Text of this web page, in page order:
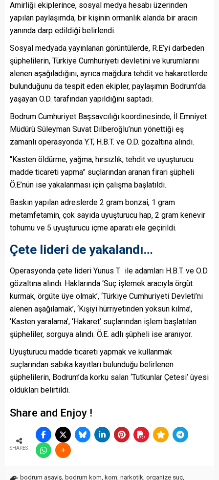
Amirliği ekiplerince, sosyal medya hesabı üzerinden
yapılan paylaşımda, bir kişinin ormanlık alanda bir aracın
yanında darp edildiği belirlendi.
Sosyal medyada yayınlanan görüntülerde, R.E’yi darbeden
şüphelilerin, Türkiye Cumhuriyeti devletini ve kurumlarını
alenen aşağıladığını, ayrıca mağdura tehdit ve hakaretlerde
bulunduğunu da tespit eden ekipler, paylaşımın Bodrum’da
yaşayan O.D. tarafından yapıldığını saptadı.
Bodrum Cumhuriyet Başsavcılığı koordinesinde, İl Emniyet
Müdürü Süleyman Suvat Dilberoğlu’nun yönettiği eş
zamanlı operasyonda Y.T, H.B.T. ve O.D. gözaltına alındı.
“Kasten öldürme, yağma, hırsızlık, tehdit ve uyuşturucu
madde ticareti yapma” suçlarından aranan firari şüpheli
Ö.E’nün ise yakalanması için çalışma başlatıldı.
Baskın yapılan adreslerde 2 gram bonzai, 1 gram
metamfetamin, çok sayıda uyuşturucu hap, 2 gram kenevir
tohumu ve 5 uyuşturucu içme aparatı ele geçirildi.
Çete lideri de yakalandı…
Operasyonda çete lideri Yunus T. ile adamları H.B.T. ve O.D.
gözaltına alındı. Haklarında ‘Suç işlemek aracıyla örgüt
kurmak, örgüte üye olmak’, ‘Türkiye Cumhuriyeti Devleti’ni
alenen aşağılamak’, ‘Kişiyi hürriyetinden yoksun kılma’,
‘Kasten yaralama’, ‘Hakaret’ suçlarından işlem başlatılan
şüpheliler, sorguya alındı. Ö.E. adlı şüpheli ise aranıyor.
Uyuşturucu madde ticareti yapmak ve kullanmak
suçlarından sabıka kayıtları bulunduğu belirlenen
şüphelilerin, Bodrum’da korku salan ‘Tutkunlar Çetesi’ üyesi
oldukları belirtildi.
Share and Enjoy !
SHARES
bodrum asayiş, bodrum kom, kom, narkotik, organize suç,